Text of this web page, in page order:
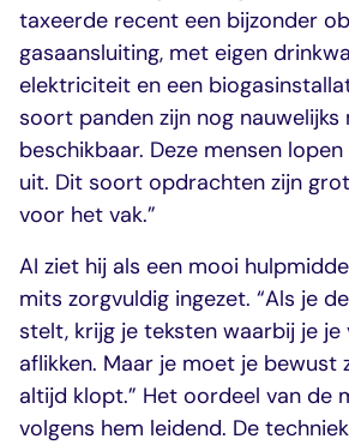
taxeerde recent een bijzonder
gasaansluiting, met eigen
elektriciteit en een
soort panden zijn nog nauwelijks
beschikbaar. Deze mensen
uit. Dit soort opdrachten zijn
voor het vak.”
AI ziet hij als een mooi
mits zorgvuldig ingezet. “Als je
stelt, krijg je teksten waarbij je je
aflikken. Maar je moet je bewust
altijd klopt.” Het oordeel van de
volgens hem leidend. De